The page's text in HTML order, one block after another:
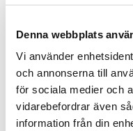
Denna webbplats
Vi använder
och annonserna till
för sociala medier och
vidarebefordrar även
information från din
Vid ägglossning, när
extra energi och kan
ägglossningsfasen
intensiva
intervallträning. Du